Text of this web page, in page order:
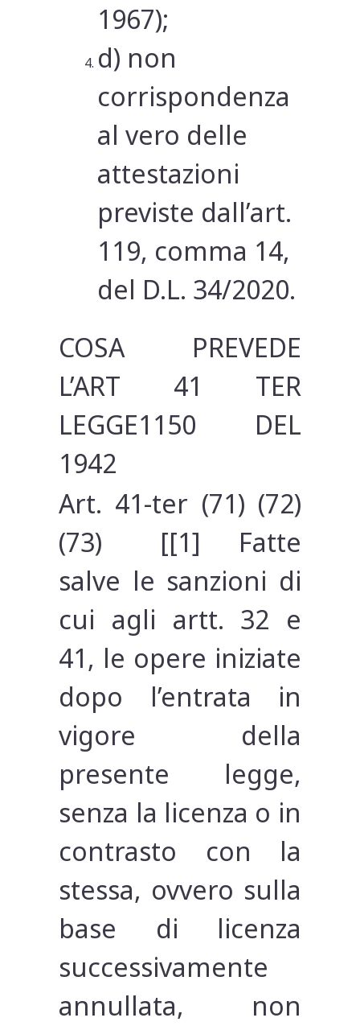
1967);
d) non
corrispondenza
al vero delle
attestazioni
previste dall’art.
119, comma 14,
del D.L. 34/2020.
COSA PREVEDE
L’ART 41 TER
LEGGE1150 DEL
1942
Art. 41-ter (71) (72)
(73) [[1] Fatte
salve le sanzioni di
cui agli artt. 32 e
41, le opere iniziate
dopo l’entrata in
vigore della
presente legge,
senza la licenza o in
contrasto con la
stessa, ovvero sulla
base di licenza
successivamente
annullata, non